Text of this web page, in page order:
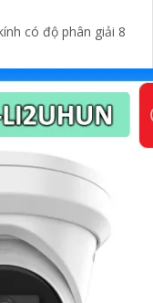
có độ phân giải 8